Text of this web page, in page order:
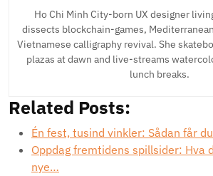
Ho Chi Minh City-born UX designer
dissects blockchain-games,
Vietnamese calligraphy revival. She
plazas at dawn and live-streams
lunch breaks.
Related Posts:
Én fest, tusind vinkler: Sådan får
Oppdag fremtidens spillsider: Hva
nye…